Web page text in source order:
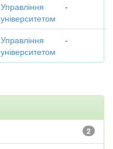
Управління
університетом
-
Управління
університетом
-
2